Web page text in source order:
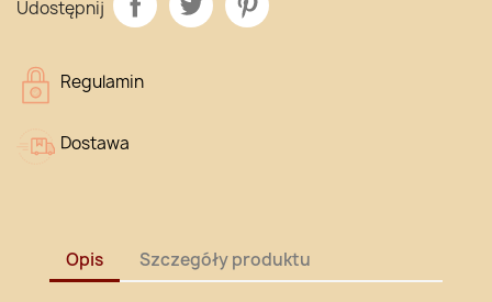
Udostępnij
Regulamin
Dostawa
Opis Szczegóły produktu